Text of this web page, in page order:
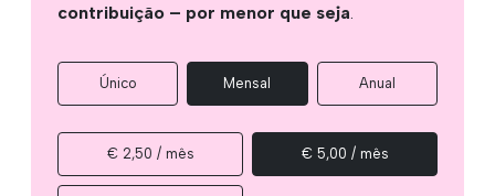
contribuição – por menor que seja.
Único Mensal Anual
€ 2,50 / mês € 5,00 / mês